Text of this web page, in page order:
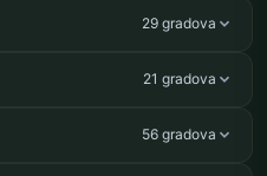
29 gradova
21 gradova
56 gradova